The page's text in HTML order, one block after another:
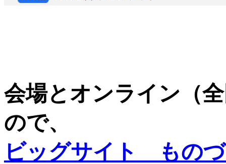
会場とオンライン（
ので、
ビッグサイト もの